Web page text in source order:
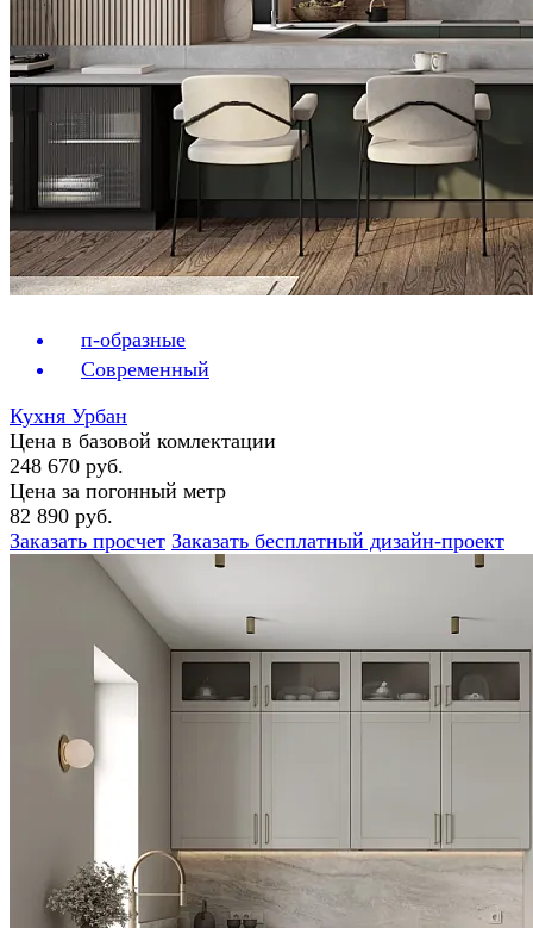
п-образные
Современный
Кухня Урбан
Цена в базовой комлектации
248 670 руб.
Цена за погонный метр
82 890 руб.
Заказать просчет Заказать бесплатный дизайн-проект